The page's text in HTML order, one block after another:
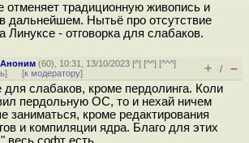
отменяет традиционную живопись и
дальнейшем. Нытьё про отсутствие
Линуксе - отговорка для слабаков.
,Аноним (60), 10:31, 13/10/2023 [^] [^^] [^^^]
] [к модератору] + / –
для слабаков, кроме пердолинга. Коли
пердольную ОС, то и нехай ничем
заниматься, кроме редактирования
и компиляции ядра. Благо для этих